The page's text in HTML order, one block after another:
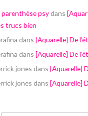
parenthèse psy dans
trucs bien
dans [Aquarelle] De
dans [Aquarelle] De
jones dans [Aquarelle]
jones dans [Aquarelle]